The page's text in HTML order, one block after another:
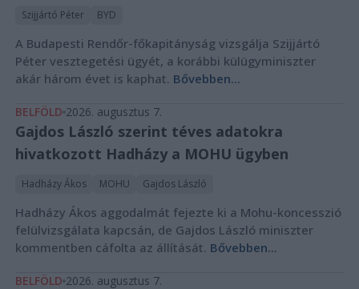
Szijjártó Péter BYD
A Budapesti Rendőr-főkapitányság vizsgálja Szijjártó
Péter vesztegetési ügyét, a korábbi külügyminiszter
akár három évet is kaphat. Bővebben...
BELFÖLD 2026. augusztus 7.
Gajdos László szerint téves adatokra
hivatkozott Hadházy a MOHU ügyben
Hadházy Ákos MOHU Gajdos László
Hadházy Ákos aggodalmát fejezte ki a Mohu-koncesszió
felülvizsgálata kapcsán, de Gajdos László miniszter
kommentben cáfolta az állítását. Bővebben...
BELFÖLD 2026. augusztus 7.